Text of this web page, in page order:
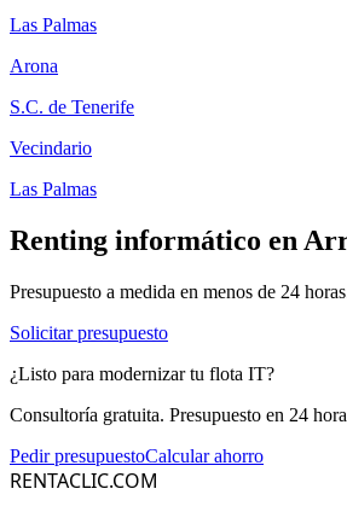
Las Palmas
Arona
S.C. de Tenerife
Vecindario
Las Palmas
Renting informático en
Presupuesto a medida en menos de 24
Solicitar presupuesto
¿Listo para modernizar tu flota IT?
Consultoría gratuita. Presupuesto en 24
Pedir presupuestoCalcular ahorro
RENTACLIC.COM